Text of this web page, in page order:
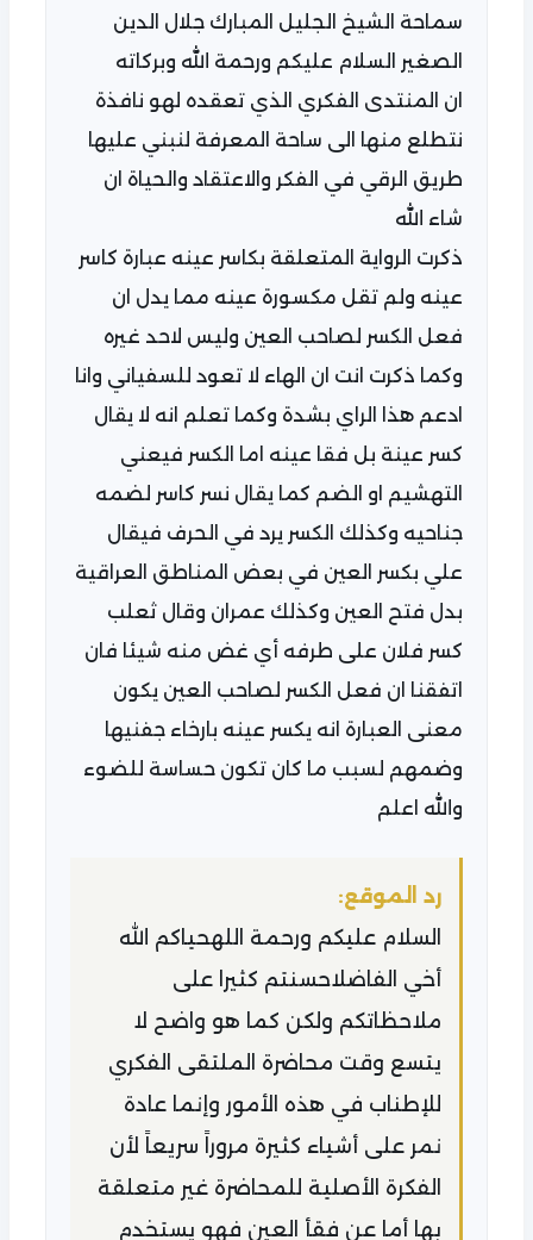
سماحة الشيخ الجليل المبارك جلال الدين
الصغير السلام عليكم ورحمة الله وبركاته
ان المنتدى الفكري الذي تعقده لهو نافذة
نتطلع منها الى ساحة المعرفة لنبني عليها
طريق الرقي في الفكر والاعتقاد والحياة ان
شاء الله
ذكرت الرواية المتعلقة بكاسر عينه عبارة كاسر
عينه ولم تقل مكسورة عينه مما يدل ان
فعل الكسر لصاحب العين وليس لاحد غيره
وكما ذكرت انت ان الهاء لا تعود للسفياني وانا
ادعم هذا الراي بشدة وكما تعلم انه لا يقال
كسر عينة بل فقا عينه اما الكسر فيعني
التهشيم او الضم كما يقال نسر كاسر لضمه
جناحيه وكذلك الكسر يرد في الحرف فيقال
علي بكسر العين في بعض المناطق العراقية
بدل فتح العين وكذلك عمران وقال ثعلب
كسر فلان على طرفه أي غض منه شيئا فان
اتفقنا ان فعل الكسر لصاحب العين يكون
معنى العبارة انه يكسر عينه بارخاء جفنيها
وضمهم لسبب ما كان تكون حساسة للضوء
والله اعلم
رد الموقع:
السلام عليكم ورحمة اللهحياكم الله
أخي الفاضلاحسنتم كثيرا على
ملاحظاتكم ولكن كما هو واضح لا
يتسع وقت محاضرة الملتقى الفكري
للإطناب في هذه الأمور وإنما عادة
نمر على أشياء كثيرة مروراً سريعاً لأن
الفكرة الأصلية للمحاضرة غير متعلقة
بها أما عن فقأ العين فهو يستخدم